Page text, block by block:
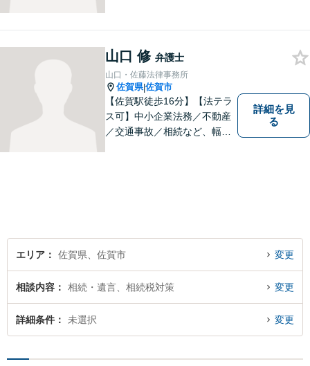
【士業ワンストップサービ
ス】
山口 修 弁護士
山口・佐藤法律事務所
佐賀県|佐賀市
【佐賀駅徒歩16分】【法テラ
ス可】中小企業法務／不動産
／交通事故／相続など、幅広
詳細を見
る
エリア 佐賀県、佐賀市 変更
相談内容 相続・遺言、相続税対策 変更
詳細条件 未選択 変更